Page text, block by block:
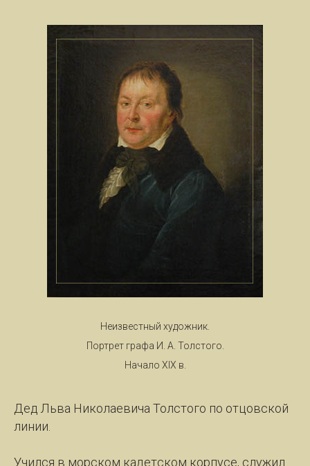
Неизвестный художник.
Портрет графа И. А. Толстого.
Начало XIX в.
Дед Льва Ни­ко­ла­е­ви­ча Толс­то­го по от­цов­ской
ли­нии.
Учил­ся в мор­ском ка­дет­ском кор­пу­се, слу­жил